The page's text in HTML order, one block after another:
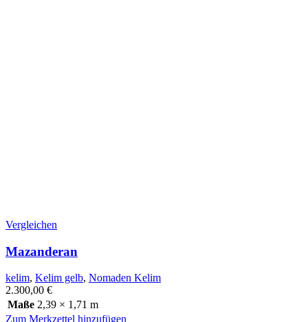
Vergleichen
Mazanderan
kelim, Kelim gelb, Nomaden Kelim
2.300,00 €
Maße 2,39 × 1,71 m
Zum Merkzettel hinzufügen